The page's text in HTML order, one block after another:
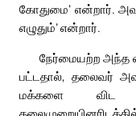
கோதுமை’ என்றார்.
எழுதும்’ என்றார்.
நேர்மையற்ற அந்த
பட்டதால், தலைவர்
மக்களை விட